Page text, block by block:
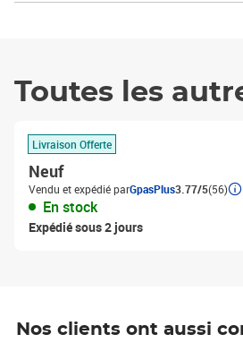
Toutes les
Livraison Offerte
Neuf
Vendu et expédié parGpasPlus3.77/5(56)
En stock
Expédié sous 2 jours
Nos clients ont aussi